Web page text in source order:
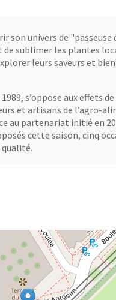
son univers de "passeuse
sublimer les plantes
leurs saveurs et
s’oppose aux effets
et artisans de l’agro-
au partenariat initié en
cette saison, cinq